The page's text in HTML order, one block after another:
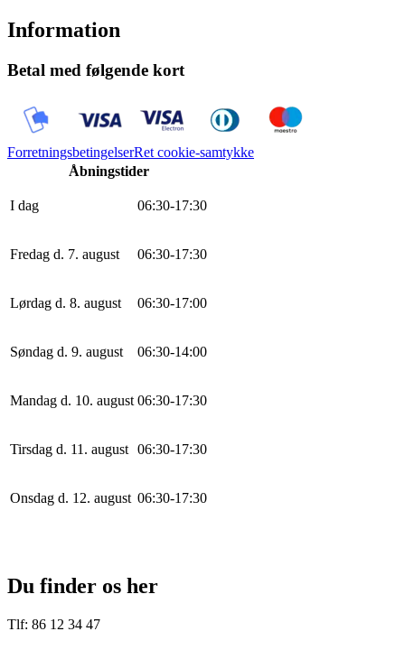
Information
Betal med følgende kort
ForretningsbetingelserRet cookie-samtykke
Åbningstider
I dag 06:30-17:30
Fredag d. 7. august 06:30-17:30
Lørdag d. 8. august 06:30-17:00
Søndag d. 9. august 06:30-14:00
Mandag d. 10. august 06:30-17:30
Tirsdag d. 11. august 06:30-17:30
Onsdag d. 12. august 06:30-17:30
Du finder os her
Tlf: 86 12 34 47